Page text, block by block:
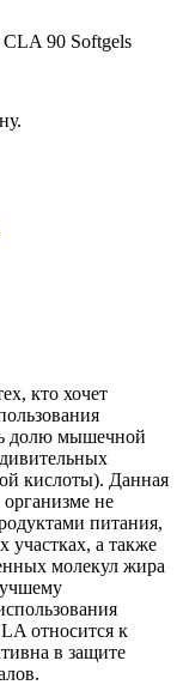
90 Softgels
кто хочет
долю мышечной
кислоты). Данная
не
питания,
участках, а также
молекул жира
относится к
в защите